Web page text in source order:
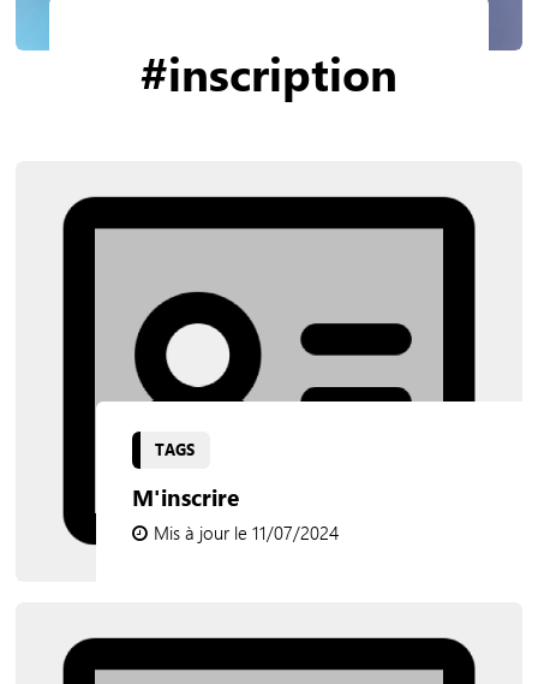
#inscription
TAGS
M'inscrire
Mis à jour le 11/07/2024